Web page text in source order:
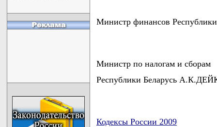
Министр финансов
Министр по налогам и сборам
Республики Беларусь
Кодексы России 2009